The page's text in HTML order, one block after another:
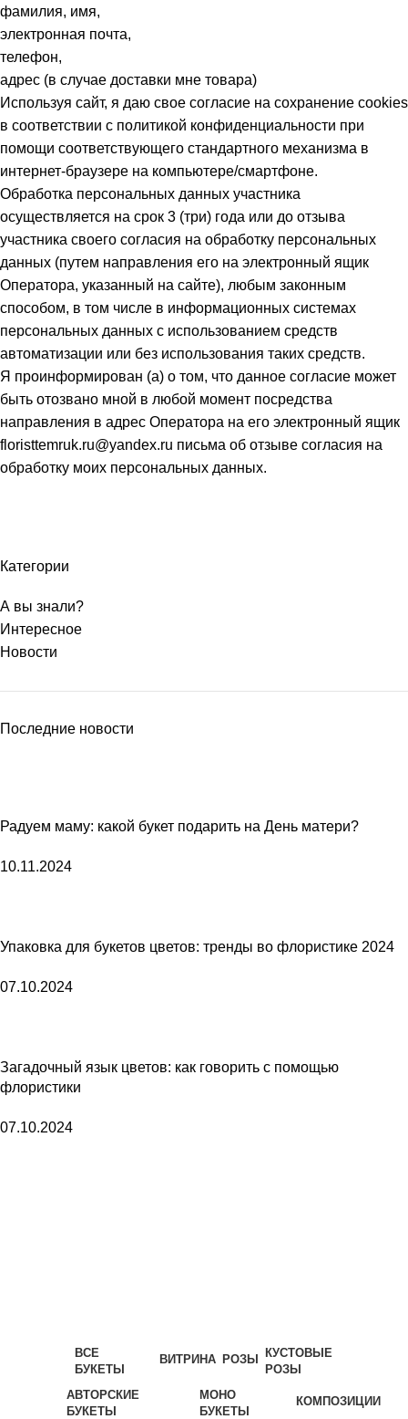
фамилия, имя,
электронная почта,
телефон,
адрес (в случае доставки мне товара)
Используя сайт, я даю свое согласие на сохранение cookies
в соответствии с политикой конфиденциальности при
помощи соответствующего стандартного механизма в
интернет-браузере на компьютере/смартфоне.
Обработка персональных данных участника
осуществляется на срок 3 (три) года или до отзыва
участника своего согласия на обработку персональных
данных (путем направления его на электронный ящик
Оператора, указанный на сайте), любым законным
способом, в том числе в информационных системах
персональных данных с использованием средств
автоматизации или без использования таких средств.
Я проинформирован (а) о том, что данное согласие может
быть отозвано мной в любой момент посредства
направления в адрес Оператора на его электронный ящик
floristtemruk.ru@yandex.ru письма об отзыве согласия на
обработку моих персональных данных.
Категории
А вы знали?
Интересное
Новости
Последние новости
Радуем маму: какой букет подарить на День матери?
10.11.2024
Упаковка для букетов цветов: тренды во флористике 2024
07.10.2024
Загадочный язык цветов: как говорить с помощью
флористики
07.10.2024
ВСЕ
БУКЕТЫ
ВИТРИНА РОЗЫ
КУСТОВЫЕ
РОЗЫ
АВТОРСКИЕ
БУКЕТЫ
МОНО
БУКЕТЫ
КОМПОЗИЦИИ